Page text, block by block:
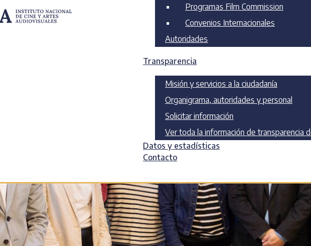
Programas Film Commission
Convenios Internacionales
Autoridades
Transparencia
Misión y servicios a la ciudadanía
Organigrama, autoridades y personal
Solicitar información
Ver toda la información de transparencia
Datos y estadísticas
Contacto